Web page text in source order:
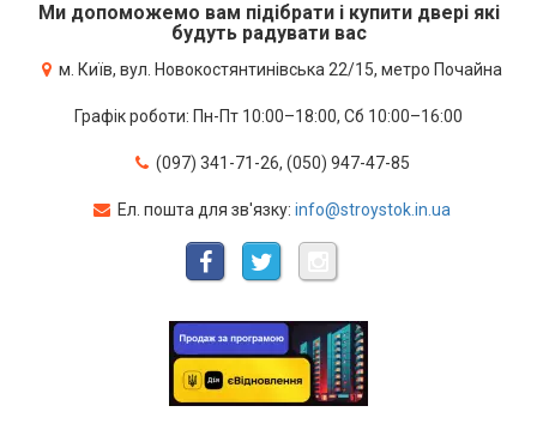
Ми допоможемо вам підібрати і купити двері які
будуть радувати вас
м. Київ, вул. Новокостянтинівська 22/15, метро Почайна
Графік роботи: Пн-Пт 10:00–18:00, Сб 10:00–16:00
(097) 341-71-26, (050) 947-47-85
Ел. пошта для зв'язку: info@stroystok.in.ua